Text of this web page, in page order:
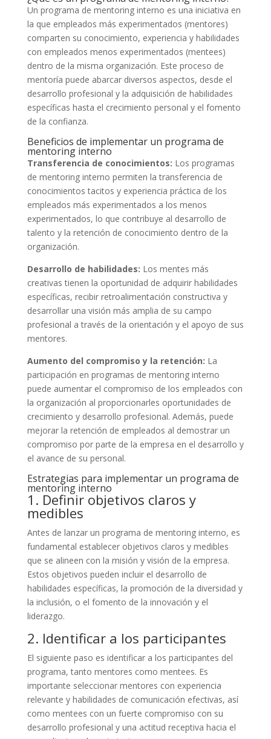
Un programa de mentoring interno es una iniciativa en
la que empleados más experimentados (mentores)
comparten su conocimiento, experiencia y habilidades
con empleados menos experimentados (mentees)
dentro de la misma organización. Este proceso de
mentoría puede abarcar diversos aspectos, desde el
desarrollo profesional y la adquisición de habilidades
específicas hasta el crecimiento personal y el fomento
de la confianza.
Beneficios de implementar un programa de
mentoring interno
Transferencia de conocimientos: Los programas
de mentoring interno permiten la transferencia de
conocimientos tacitos y experiencia práctica de los
empleados más experimentados a los menos
experimentados, lo que contribuye al desarrollo de
talento y la retención de conocimiento dentro de la
organización.
Desarrollo de habilidades: Los mentes más
creativas tienen la oportunidad de adquirir habilidades
específicas, recibir retroalimentación constructiva y
desarrollar una visión más amplia de su campo
profesional a través de la orientación y el apoyo de sus
mentores.
Aumento del compromiso y la retención: La
participación en programas de mentoring interno
puede aumentar el compromiso de los empleados con
la organización al proporcionarles oportunidades de
crecimiento y desarrollo profesional. Además, puede
mejorar la retención de empleados al demostrar un
compromiso por parte de la empresa en el desarrollo y
el avance de su personal.
Estrategias para implementar un programa de
mentoring interno
1. Definir objetivos claros y
medibles
Antes de lanzar un programa de mentoring interno, es
fundamental establecer objetivos claros y medibles
que se alineen con la misión y visión de la empresa.
Estos objetivos pueden incluir el desarrollo de
habilidades específicas, la promoción de la diversidad y
la inclusión, o el fomento de la innovación y el
liderazgo.
2. Identificar a los participantes
El siguiente paso es identificar a los participantes del
programa, tanto mentores como mentees. Es
importante seleccionar mentores con experiencia
relevante y habilidades de comunicación efectivas, así
como mentees con un fuerte compromiso con su
desarrollo profesional y una actitud receptiva hacia el